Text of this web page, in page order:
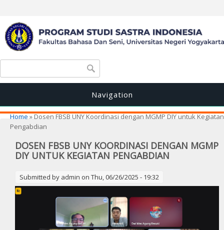
Search form
Navigation
You are here
Home » Dosen FBSB UNY Koordinasi dengan MGMP DIY untuk Kegiatan
Pengabdian
DOSEN FBSB UNY KOORDINASI DENGAN MGMP
DIY UNTUK KEGIATAN PENGABDIAN
Submitted by admin on Thu, 06/26/2025 - 19:32